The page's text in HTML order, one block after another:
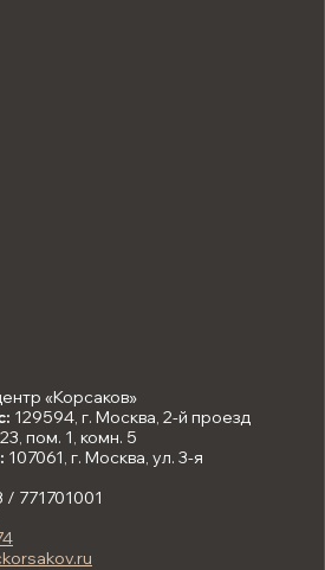
«Корсаков»
129594, г. Москва, 2-й проезд
пом. 1, комн. 5
107061, г. Москва, ул. 3-я
771701001